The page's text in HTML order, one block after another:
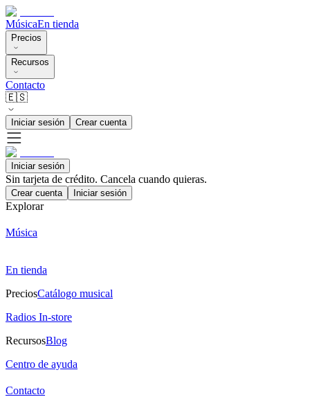
MúsicaEn tienda
Precios
Recursos
Contacto
🇪🇸
Iniciar sesión Crear cuenta
Iniciar sesión
Sin tarjeta de crédito. Cancela cuando quieras.
Crear cuenta Iniciar sesión
Explorar
Música
En tienda
PreciosCatálogo musical
Radios In-store
RecursosBlog
Centro de ayuda
Contacto